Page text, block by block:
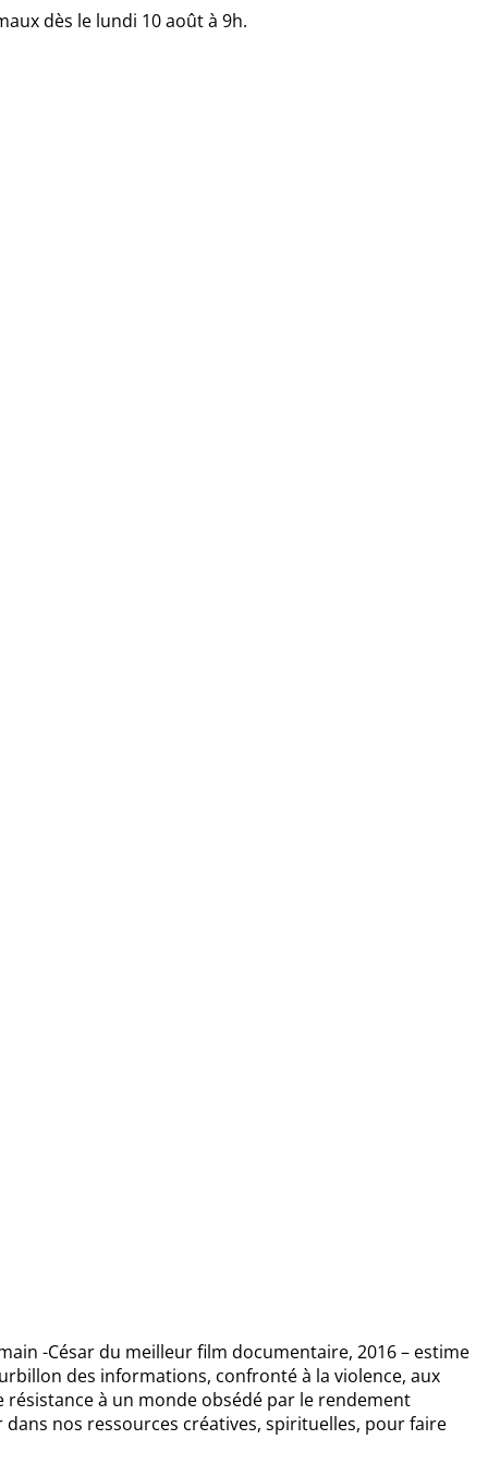
dès le lundi 10 août à 9h.
-César du meilleur film documentaire, 2016 – estime
des informations, confronté à la violence, aux
résistance à un monde obsédé par le rendement
nos ressources créatives, spirituelles, pour faire